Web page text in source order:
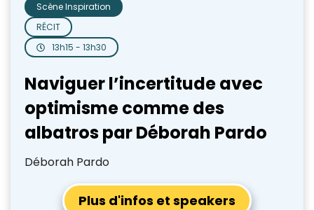
13h15 - 13h30
RÉCIT
Scène Inspiration
Naviguer l’incertitude avec
optimisme comme des
albatros par Déborah Pardo
Déborah Pardo
Plus d'infos et speakers